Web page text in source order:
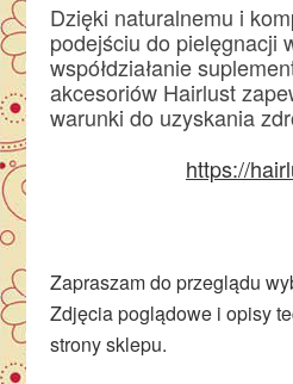
Dzięki naturalnemu i
podejściu do pielęgnacji
współdziałanie
akcesoriów Hairlust
warunki do uzyskania
https://
Zapraszam do przeglądu
Zdjęcia poglądowe i opisy
strony sklepu.